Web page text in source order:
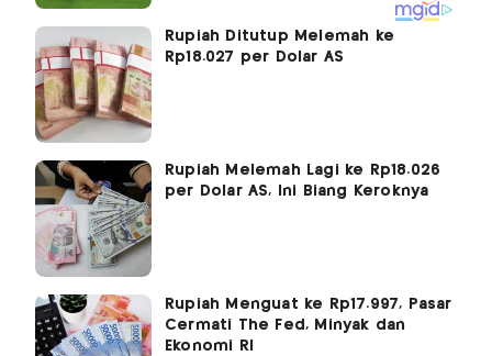
Rupiah Ditutup Melemah ke
Rp18.027 per Dolar AS
Rupiah Melemah Lagi ke Rp18.026
per Dolar AS, Ini Biang Keroknya
Rupiah Menguat ke Rp17.997, Pasar
Cermati The Fed, Minyak dan
Ekonomi RI